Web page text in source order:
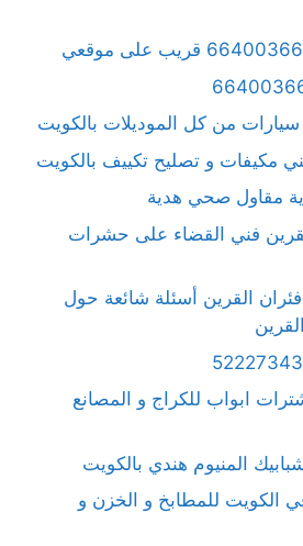
من كل الموديلات بالكويت
مكيفات و تصليح تكييف بالكويت
مقاول صحي هدية
فني القضاء على حشرات
القرين أسئلة شائعة حول
ابواب للكراج و المصانع
المنيوم هندي بالكويت
الكويت للمطابخ و الخزن و